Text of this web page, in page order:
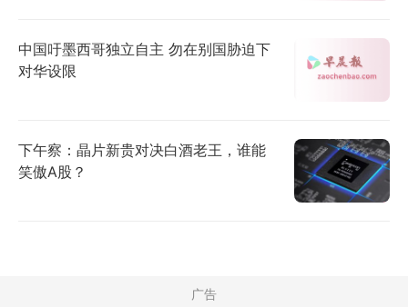
中国吁墨西哥独立自主 勿在别国胁迫下
对华设限
下午察：晶片新贵对决白酒老王，谁能
笑傲A股？